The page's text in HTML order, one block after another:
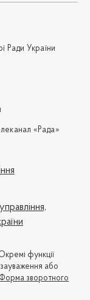
Ради України
«Рада»
функції
або
Форма зворотного